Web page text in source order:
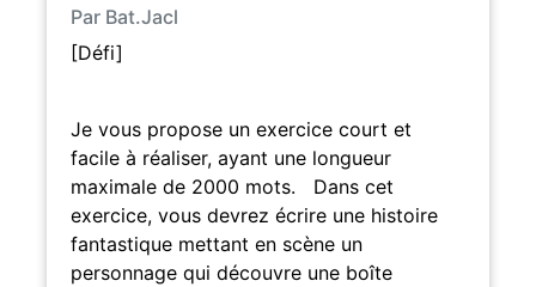
Par Bat.Jacl
[Défi]
Je vous propose un exercice court et
facile à réaliser, ayant une longueur
maximale de 2000 mots. Dans cet
exercice, vous devrez écrire une histoire
fantastique mettant en scène un
personnage qui découvre une boîte